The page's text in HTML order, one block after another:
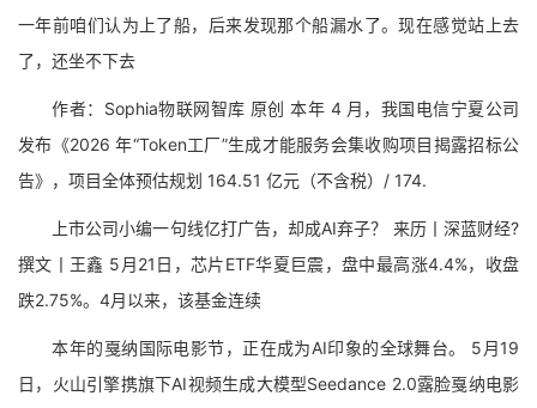
一年前咱们认为上了船，后来发现那个船漏水了。现在感觉站上去
了，还坐不下去
作者：Sophia物联网智库 原创 本年 4 月，我国电信宁夏公司
发布《2026 年“Token工厂”生成才能服务会集收购项目揭露招标公
告》，项目全体预估规划 164.51 亿元（不含税）/ 174.
上市公司小编一句线亿打广告，却成AI弃子？ 来历丨深蓝财经?
撰文丨王鑫 5月21日，芯片ETF华夏巨震，盘中最高涨4.4%，收盘
跌2.75%。4月以来，该基金连续
本年的戛纳国际电影节，正在成为AI印象的全球舞台。 5月19
日，火山引擎携旗下AI视频生成大模型Seedance 2.0露脸戛纳电影